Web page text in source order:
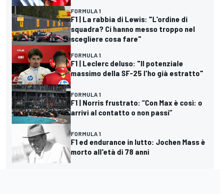
FORMULA 1
F1 | La rabbia di Lewis: "L'ordine di
squadra? Ci hanno messo troppo nel
scegliere cosa fare"
FORMULA 1
F1 | Leclerc deluso: "Il potenziale
massimo della SF-25 l'ho già estratto"
FORMULA 1
F1 | Norris frustrato: “Con Max è così: o
arrivi al contatto o non passi”
FORMULA 1
F1 ed endurance in lutto: Jochen Mass è
morto all'età di 78 anni